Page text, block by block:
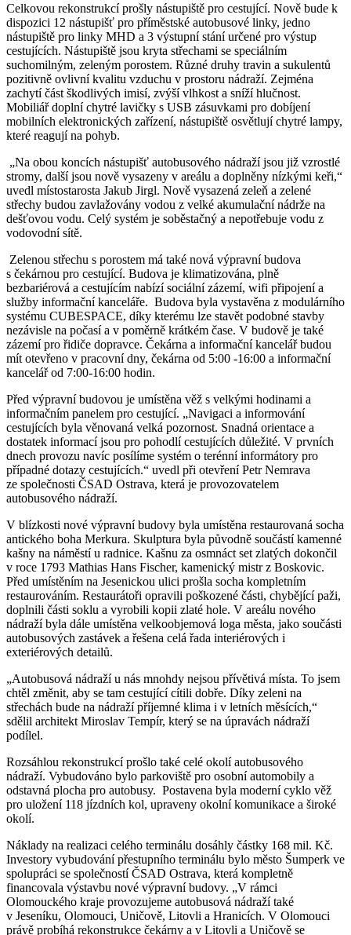
Celkovou rekonstrukcí prošly nástupiště pro cestující. Nově bude k
dispozici 12 nástupišť pro příměstské autobusové linky, jedno
nástupiště pro linky MHD a 3 výstupní stání určené pro výstup
cestujících. Nástupiště jsou kryta střechami se speciálním
suchomilným, zeleným porostem. Různé druhy travin a sukulentů
pozitivně ovlivní kvalitu vzduchu v prostoru nádraží. Zejména
zachytí část škodlivých imisí, zvýší vlhkost a sníží hlučnost.
Mobiliář doplní chytré lavičky s USB zásuvkami pro dobíjení
mobilních elektronických zařízení, nástupiště osvětlují chytré lampy,
které reagují na pohyb.
„Na obou koncích nástupišť autobusového nádraží jsou již vzrostlé
stromy, další jsou nově vysazeny v areálu a doplněny nízkými keři,“
uvedl místostarosta Jakub Jirgl. Nově vysazená zeleň a zelené
střechy budou zavlažovány vodou z velké akumulační nádrže na
dešťovou vodu. Celý systém je soběstačný a nepotřebuje vodu z
vodovodní sítě.
Zelenou střechu s porostem má také nová výpravní budova
s čekárnou pro cestující. Budova je klimatizována, plně
bezbariérová a cestujícím nabízí sociální zázemí, wifi připojení a
služby informační kanceláře. Budova byla vystavěna z modulárního
systému CUBESPACE, díky kterému lze stavět podobné stavby
nezávisle na počasí a v poměrně krátkém čase. V budově je také
zázemí pro řidiče dopravce. Čekárna a informační kancelář budou
mít otevřeno v pracovní dny, čekárna od 5:00 -16:00 a informační
kancelář od 7:00-16:00 hodin.
Před výpravní budovou je umístěna věž s velkými hodinami a
informačním panelem pro cestující. „Navigaci a informování
cestujících byla věnovaná velká pozornost. Snadná orientace a
dostatek informací jsou pro pohodlí cestujících důležité. V prvních
dnech provozu navíc posílíme systém o terénní informátory pro
případné dotazy cestujících.“ uvedl při otevření Petr Nemrava
ze společnosti ČSAD Ostrava, která je provozovatelem
autobusového nádraží.
V blízkosti nové výpravní budovy byla umístěna restaurovaná socha
antického boha Merkura. Skulptura byla původně součástí kamenné
kašny na náměstí u radnice. Kašnu za osmnáct set zlatých dokončil
v roce 1793 Mathias Hans Fischer, kamenický mistr z Boskovic.
Před umístěním na Jesenickou ulici prošla socha kompletním
restaurováním. Restaurátoři opravili poškozené části, chybějící paži,
doplnili části soklu a vyrobili kopii zlaté hole. V areálu nového
nádraží byla dále umístěna velkoobjemová loga města, jako součásti
autobusových zastávek a řešena celá řada interiérových i
exteriérových detailů.
„Autobusová nádraží u nás mnohdy nejsou přívětivá místa. To jsem
chtěl změnit, aby se tam cestující cítili dobře. Díky zeleni na
střechách bude na nádraží příjemné klima i v letních měsících,“
sdělil architekt Miroslav Tempír, který se na úpravách nádraží
podílel.
Rozsáhlou rekonstrukcí prošlo také celé okolí autobusového
nádraží. Vybudováno bylo parkoviště pro osobní automobily a
odstavná plocha pro autobusy. Postavena byla moderní cyklo věž
pro uložení 118 jízdních kol, upraveny okolní komunikace a široké
okolí.
Náklady na realizaci celého terminálu dosáhly částky 168 mil. Kč.
Investory vybudování přestupního terminálu bylo město Šumperk ve
spolupráci se společností ČSAD Ostrava, která kompletně
financovala výstavbu nové výpravní budovy. „V rámci
Olomouckého kraje provozujeme autobusová nádraží také
v Jeseníku, Olomouci, Uničově, Litovli a Hranicích. V Olomouci
právě probíhá rekonstrukce čekárny a v Litovli a Uničově se